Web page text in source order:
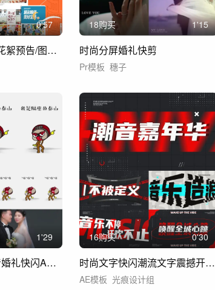
0'57
活动快闪/周年庆/花絮预告/图文快闪
18购买 1'15
时尚分屏婚礼快剪
Pr模板 穗子
1'29
隔壁的泰山版抖音婚礼快闪AE模板
16购买 0'30
时尚文字快闪潮流文字震撼开场炫酷动感片头
AE模板 光痕设计组